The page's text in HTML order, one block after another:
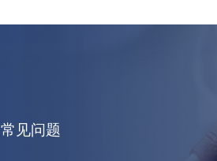
常见问题